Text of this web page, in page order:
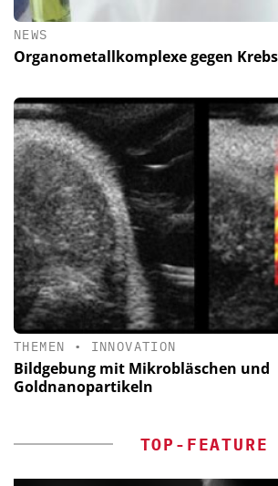
NEWS
Organometallkomplexe gegen Krebs
THEMEN • INNOVATION
Bildgebung mit Mikrobläschen und
Goldnanopartikeln
TOP-FEATURE